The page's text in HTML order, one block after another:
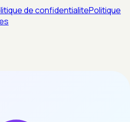
de confidentialitePolitique